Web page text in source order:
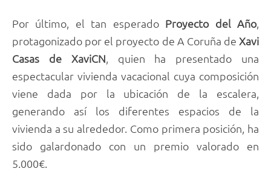
Por último, el tan esperado Proyecto del Año,
protagonizado por el proyecto de A Coruña de Xavi
Casas de XaviCN, quien ha presentado una
espectacular vivienda vacacional cuya composición
viene dada por la ubicación de la escalera,
generando así los diferentes espacios de la
vivienda a su alrededor. Como primera posición, ha
sido galardonado con un premio valorado en
5.000€.